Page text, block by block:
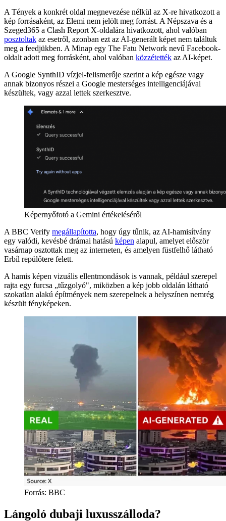
A Tények a konkrét oldal megnevezése nélkül az X-re hivatkozott a
kép forrásaként, az Elemi nem jelölt meg forrást. A Népszava és a
Szeged365 a Clash Report X-oldalára hivatkozott, ahol valóban
posztoltak az esetről, azonban ezt az AI-generált képet nem találtuk
meg a feedjükben. A Minap egy The Fatu Network nevű Facebook-
oldalt adott meg forrásként, ahol valóban közzétették az AI-képet.
A Google SynthID vízjel-felismerője szerint a kép egésze vagy
annak bizonyos részei a Google mesterséges intelligenciájával
készültek, vagy azzal lettek szerkesztve.
Képernyőfotó a Gemini értékeléséről
A BBC Verify megállapította, hogy úgy tűnik, az AI-hamisítvány
egy valódi, kevésbé drámai hatású képen alapul, amelyet először
vasárnap osztottak meg az interneten, és amelyen füstfelhő látható
Erbíl repülőtere felett.
A hamis képen vizuális ellentmondások is vannak, például szerepel
rajta egy furcsa „tűzgolyó", miközben a kép jobb oldalán látható
szokatlan alakú építmények nem szerepelnek a helyszínen nemrég
készült fényképeken.
Forrás: BBC
Lángoló dubaji luxusszálloda?